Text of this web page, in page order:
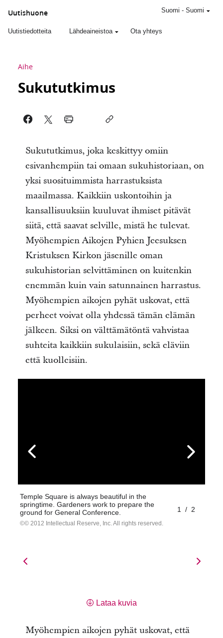
Uutishuone
Uutistiedotteita Lähdeaineistoa Ota yhteys
Suomi - Suomi
Aihe
Sukututkimus
Sukututkimus, joka keskittyy omiin
esivanhempiin tai omaan sukuhistoriaan, on
yksi suosituimmista harrastuksista
maailmassa. Kaikkiin uskontoihin ja
kansallisuuksiin kuuluvat ihmiset pitävät
siitä, että saavat selville, mistä he tulevat.
Myöhempien Aikojen Pyhien Jeesuksen
Kristuksen Kirkon jäsenille oman
sukuhistorian selvittäminen on kuitenkin
enemmän kuin vain satunnainen harrastus.
Myöhempien aikojen pyhät uskovat, että
perheet voivat olla yhdessä tämän elämän
jälkeen. Siksi on välttämätöntä vahvistaa
suhteita kaikkiin sukulaisiin, sekä eläviin
että kuolleisiin.
Temple Square is always beautiful in the
springtime. Gardeners work to prepare the
ground for General Conference.
© 2012 Intellectual Reserve, Inc. All rights reserved.
1 / 2
Lataa kuvia
Myöhempien aikojen pyhät uskovat, että